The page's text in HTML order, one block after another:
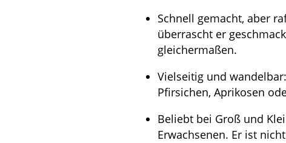
Schnell gemacht, aber
überrascht er
gleichermaßen.
Vielseitig und
Pfirsichen, Aprikosen
Beliebt bei Groß und
Erwachsenen. Er ist